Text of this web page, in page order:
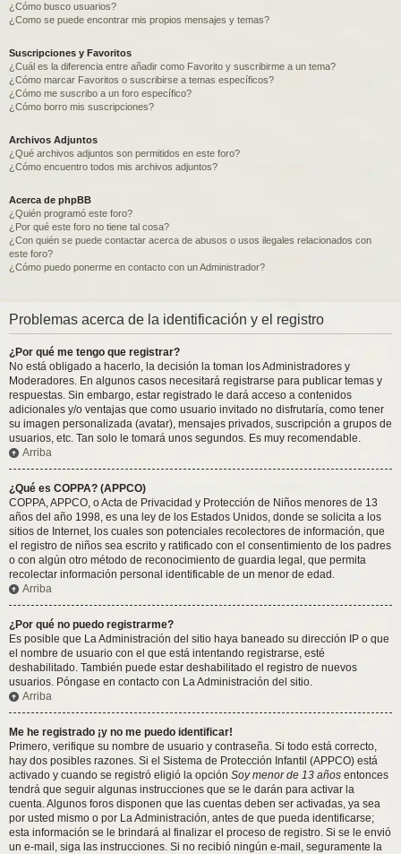
¿Cómo busco usuarios?
¿Como se puede encontrar mis propios mensajes y temas?
Suscripciones y Favoritos
¿Cuál es la diferencia entre añadir como Favorito y suscribirme a un tema?
¿Cómo marcar Favoritos o suscribirse a temas específicos?
¿Cómo me suscribo a un foro específico?
¿Cómo borro mis suscripciones?
Archivos Adjuntos
¿Qué archivos adjuntos son permitidos en este foro?
¿Cómo encuentro todos mis archivos adjuntos?
Acerca de phpBB
¿Quién programó este foro?
¿Por qué este foro no tiene tal cosa?
¿Con quién se puede contactar acerca de abusos o usos ilegales relacionados con
este foro?
¿Cómo puedo ponerme en contacto con un Administrador?
Problemas acerca de la identificación y el registro
¿Por qué me tengo que registrar?
No está obligado a hacerlo, la decisión la toman los Administradores y
Moderadores. En algunos casos necesitará registrarse para publicar temas y
respuestas. Sin embargo, estar registrado le dará acceso a contenidos
adicionales y/o ventajas que como usuario invitado no disfrutaría, como tener
su imagen personalizada (avatar), mensajes privados, suscripción a grupos de
usuarios, etc. Tan solo le tomará unos segundos. Es muy recomendable.
Arriba
¿Qué es COPPA? (APPCO)
COPPA, APPCO, o Acta de Privacidad y Protección de Niños menores de 13
años del año 1998, es una ley de los Estados Unidos, donde se solicita a los
sitios de Internet, los cuales son potenciales recolectores de información, que
el registro de niños sea escrito y ratificado con el consentimiento de los padres
o con algún otro método de reconocimiento de guardia legal, que permita
recolectar información personal identificable de un menor de edad.
Arriba
¿Por qué no puedo registrarme?
Es posible que La Administración del sitio haya baneado su dirección IP o que
el nombre de usuario con el que está intentando registrarse, esté
deshabilitado. También puede estar deshabilitado el registro de nuevos
usuarios. Póngase en contacto con La Administración del sitio.
Arriba
Me he registrado ¡y no me puedo identificar!
Primero, verifique su nombre de usuario y contraseña. Si todo está correcto,
hay dos posibles razones. Si el Sistema de Protección Infantil (APPCO) está
activado y cuando se registró eligió la opción Soy menor de 13 años entonces
tendrá que seguir algunas instrucciones que se le darán para activar la
cuenta. Algunos foros disponen que las cuentas deben ser activadas, ya sea
por usted mismo o por La Administración, antes de que pueda identificarse;
esta información se le brindará al finalizar el proceso de registro. Si se le envió
un e-mail, siga las instrucciones. Si no recibió ningún e-mail, seguramente la